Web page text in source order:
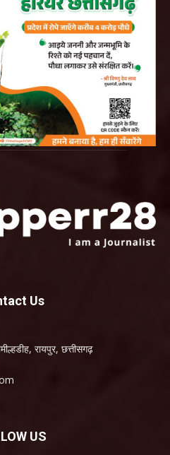
Us
रायपुर, छत्तीसगढ़
US